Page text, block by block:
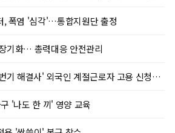
, 폭염 '심각'…통합지원단 출정
기화… 총력대응 안전관리
해결사' 외국인 계절근로자 고용 신청접수
'나도 한 끼' 영양 교육